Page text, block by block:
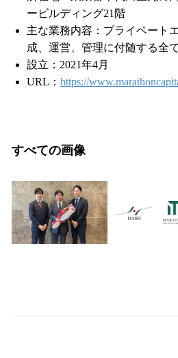
ービルディング21階
主な業務内容：プライベート
成、運営、管理に付随する全
設立：2021年4月
URL： https://
すべての画像